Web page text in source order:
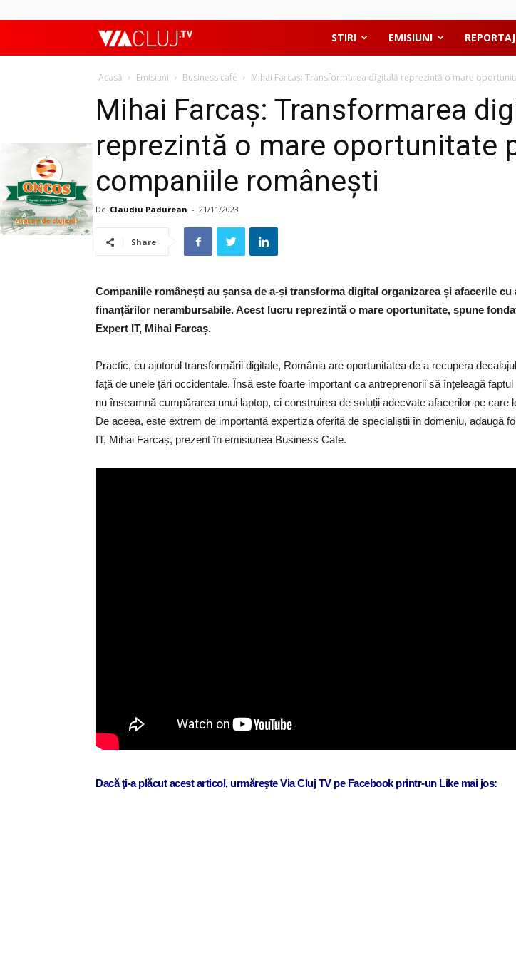
ViaClujTV STIRI EMISIUNI REPORTAJ
Acasă Emisiuni Business café Mihai Farcaș: Transformarea digitală reprezintă o mare
Mihai Farcaș: Transformarea
reprezintă o mare oportunitate
companiile românești
De Claudiu Padurean - 21/11/2023
Share
Companiile românești au șansa de a-și transforma digital organizarea și afacerile cu
finanțărilor nerambursabile. Acest lucru reprezintă o mare oportunitate, spune
Expert IT, Mihai Farcaș.
Practic, cu ajutorul transformării digitale, România are oportunitatea de a recupera
față de unele țări occidentale. Însă este foarte important ca antreprenorii să înțeleagă
nu înseamnă cumpărarea unui laptop, ci construirea de soluții adecvate afacerilor pe care
De aceea, este extrem de importantă expertiza oferită de specialiștii în domeniu, adaugă
IT, Mihai Farcaș, prezent în emisiunea Business Cafe.
Dacă ţi-a plăcut acest articol, urmăreşte Via Cluj TV pe Facebook printr-un Like mai jos: